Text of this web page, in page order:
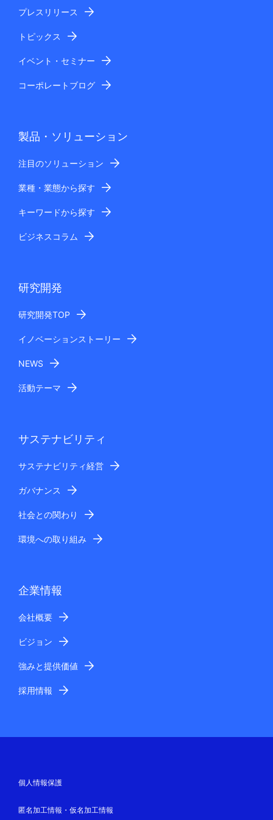
プレスリリース
トピックス
イベント・セミナー
コーポレートブログ
製品・ソリューション
注目のソリューション
業種・業態から探す
キーワードから探す
ビジネスコラム
研究開発
研究開発TOP
イノベーションストーリー
NEWS
活動テーマ
サステナビリティ
サステナビリティ経営
ガバナンス
社会との関わり
環境への取り組み
企業情報
会社概要
ビジョン
強みと提供価値
採用情報
個人情報保護
匿名加工情報・仮名加工情報